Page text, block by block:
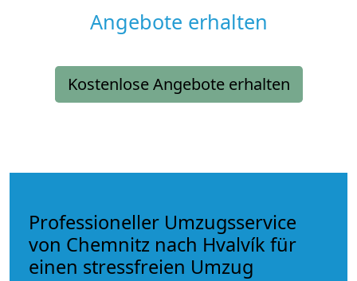
Angebote erhalten
Kostenlose Angebote erhalten
Professioneller Umzugsservice
von Chemnitz nach Hvalvík für
einen stressfreien Umzug